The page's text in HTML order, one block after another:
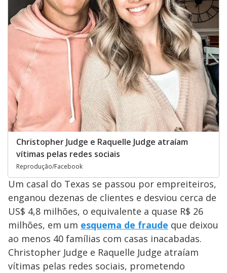
Christopher Judge e Raquelle Judge atraíam
vítimas pelas redes sociais
Reprodução/Facebook
Um casal do Texas se passou por empreiteiros,
enganou dezenas de clientes e desviou cerca de
US$ 4,8 milhões, o equivalente a quase R$ 26
milhões, em um esquema de fraude que deixou
ao menos 40 famílias com casas inacabadas.
Christopher Judge e Raquelle Judge atraíam
vítimas pelas redes sociais, prometendo